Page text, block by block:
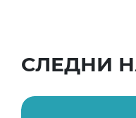
СЛЕДНИ